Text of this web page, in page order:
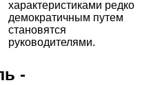
характеристиками редко
демократичным путем
становятся
руководителями.
-